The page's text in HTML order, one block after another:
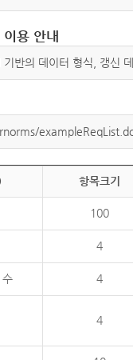
용 안내
반의 데이터 형식, 갱신
항목크기
100
4
4
4